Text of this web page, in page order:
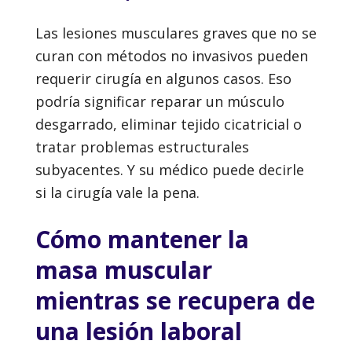
Las lesiones musculares graves que no se
curan con métodos no invasivos pueden
requerir cirugía en algunos casos. Eso
podría significar reparar un músculo
desgarrado, eliminar tejido cicatricial o
tratar problemas estructurales
subyacentes. Y su médico puede decirle
si la cirugía vale la pena.
Cómo mantener la
masa muscular
mientras se recupera de
una lesión laboral